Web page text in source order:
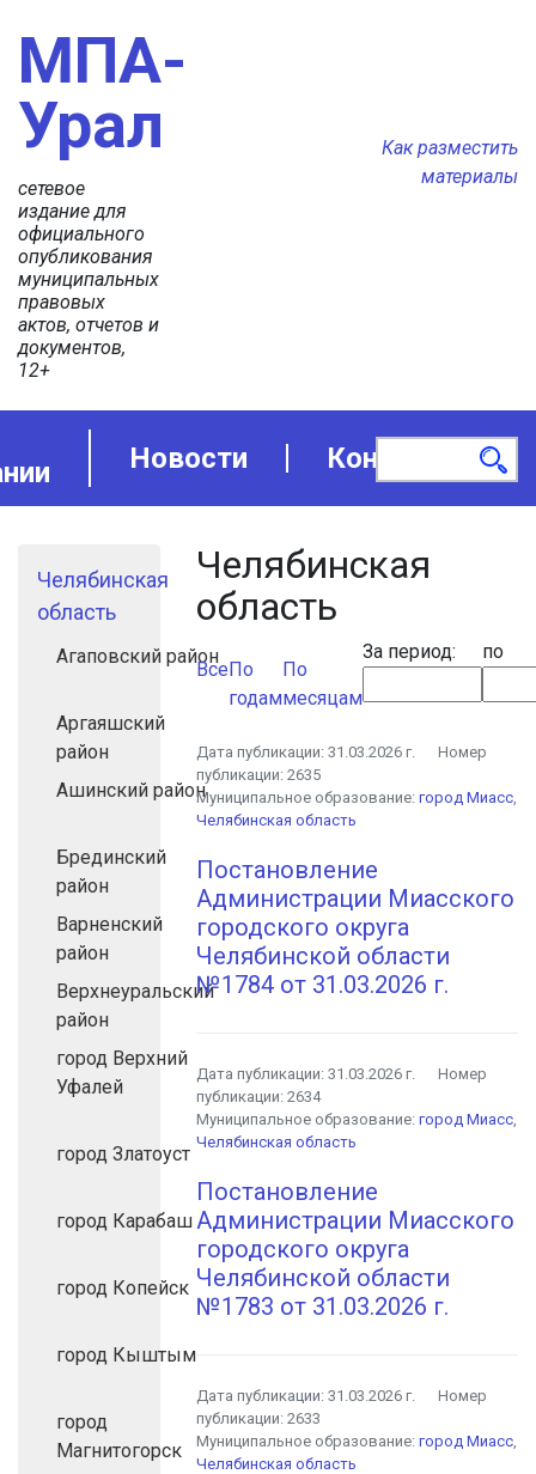
МПА-
Урал
сетевое
издание для
официального
опубликования
муниципальных
правовых
актов, отчетов и
документов,
12+
Как разместить
материалы
Новости Контакты
Челябинская
область
Агаповский район
Аргаяшский
район
Ашинский район
Брединский
район
Варненский
район
Верхнеуральский
район
город Верхний
Уфалей
город Златоуст
город Карабаш
город Копейск
город Кыштым
город
Магнитогорск
Челябинская
область
ВсеПо
годам
По
месяцам
За период: по
Дата публикации:31.03.2026 г.
Номер
публикации:2635
Муниципальное образование:город Миасс,
Челябинская область
Постановление
Администрации Миасского
городского округа
Челябинской области
№1784 от 31.03.2026 г.
Дата публикации:31.03.2026 г.
Номер
публикации:2634
Муниципальное образование:город Миасс,
Челябинская область
Постановление
Администрации Миасского
городского округа
Челябинской области
№1783 от 31.03.2026 г.
Дата публикации:31.03.2026 г.
Номер
публикации:2633
Муниципальное образование:город Миасс,
Челябинская область